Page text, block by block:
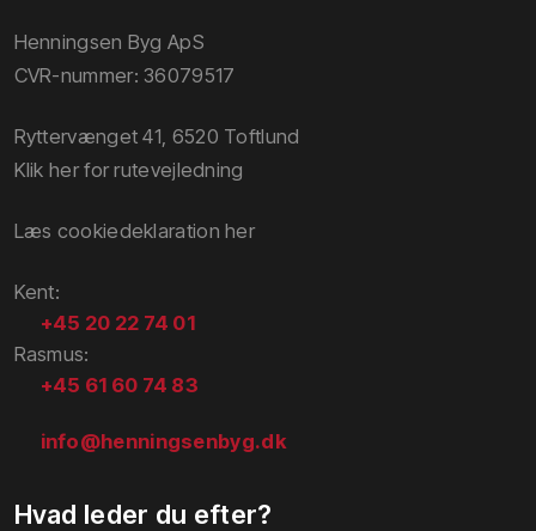
Henningsen Byg ApS
CVR-nummer: 36079517
Ryttervænget 41, 6520 Toftlund
Klik her for rutevejledning
Læs cookiedeklaration her​
​Kent​:
+45 20 22 74 01
​Rasmus​:
+45 61 60 74 83
info@henningsenbyg.dk
Hvad leder du efter?